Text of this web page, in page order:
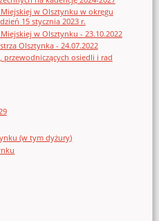
w Olsztynku w okręgu
15 stycznia 2023 r.
w Olsztynku - 23.10.2022
Olsztynka - 24.07.2022
przewodniczących osiedli i rad
(w tym dyżury)